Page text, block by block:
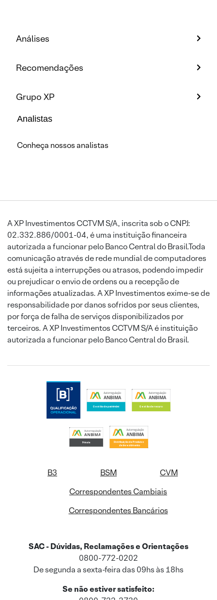
Análises
Recomendações
Grupo XP
Analistas
Conheça nossos analistas
A XP Investimentos CCTVM S/A, inscrita sob o CNPJ:
02.332.886/0001-04, é uma instituição financeira
autorizada a funcionar pelo Banco Central do Brasil.Toda
comunicação através de rede mundial de computadores
está sujeita a interrupções ou atrasos, podendo impedir
ou prejudicar o envio de ordens ou a recepção de
informações atualizadas. A XP Investimentos exime-se de
responsabilidade por danos sofridos por seus clientes,
por força de falha de serviços disponibilizados por
terceiros. A XP Investimentos CCTVM S/A é instituição
autorizada a funcionar pelo Banco Central do Brasil.
B3 BSM
CVM
Correspondentes Cambiais
Correspondentes Bancários
SAC - Dúvidas, Reclamações e Orientações
0800-772-0202
De segunda a sexta-feira das 09hs às 18hs
Se não estiver satisfeito: